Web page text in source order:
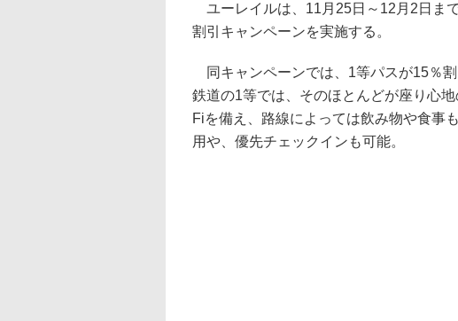
ユーレイルは、11月25日～12月2日ま
割引キャンペーンを実施する。
同キャンペーンでは、1等パスが15％
鉄道の1等では、そのほとんどが座り心
Fiを備え、路線によっては飲み物や食事
用や、優先チェックインも可能。